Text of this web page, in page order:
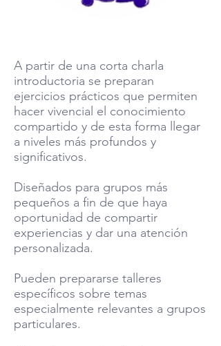
A partir de una corta charla
introductoria se preparan
ejercicios prácticos que permiten
hacer vivencial el conocimiento
compartido y de esta forma llegar
a niveles más profundos y
significativos.
Diseñados para grupos más
pequeños a fin de que haya
oportunidad de compartir
experiencias y dar una atención
personalizada.
Pueden prepararse talleres
específicos sobre temas
especialmente relevantes a grupos
particulares.